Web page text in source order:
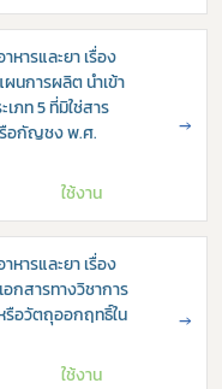
ารและยา เรื่อง
นการผลิต นำเข้า
ภท 5 ที่มิใช่สาร
อกัญชง พ.ศ.
ใช้งาน
→
ารและยา เรื่อง
กสารทางวิชาการ
รือวัตถุออกฤทธิ์ใน
ใช้งาน
→